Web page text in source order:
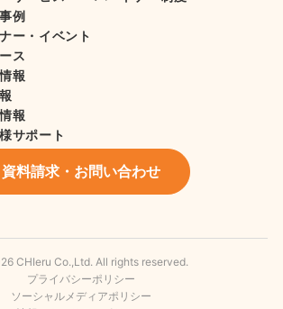
例
ー・イベント
ス
報
報
サポート
資料請求・お問い合わせ
CHIeru Co.,Ltd. All rights reserved.
プライバシーポリシー
ソーシャルメディアポリシー